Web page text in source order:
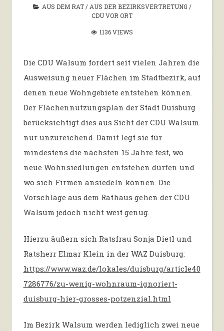
AUS DEM RAT/ AUS DER BEZIRKSVERTRETUNG /
CDU VOR ORT
1136 VIEWS
Die CDU Walsum fordert seit vielen Jahren die
Ausweisung neuer Flächen im Stadtbezirk, auf
denen neue Wohngebiete entstehen können.
Der Flächennutzungsplan der Stadt Duisburg
berücksichtigt dies aus Sicht der CDU Walsum
nur unzureichend. Damit legt sie für
mindestens die nächsten 15 Jahre fest, wo
neue Wohnsiedlungen entstehen dürfen und
wo sich Firmen ansiedeln können. Die
Vorschläge aus dem Rathaus gehen der CDU
Walsum jedoch nicht weit genug.
Hierzu äußern sich Ratsfrau Sonja Dietl und
Ratsherr Elmar Klein in der WAZ Duisburg:
https://www.waz.de/lokales/duisburg/article40
7286776/zu-wenig-wohnraum-ignoriert-
duisburg-hier-grosses-potzenzial.html
Im Bezirk Walsum werden lediglich zwei neue